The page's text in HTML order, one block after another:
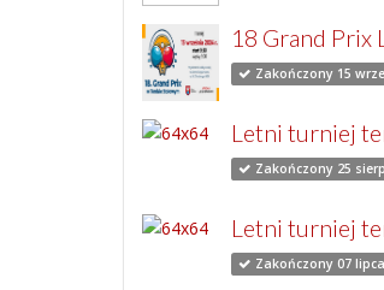
18 Grand Prix
Zakończony 15
Letni turniej
Zakończony 25
Letni turniej
Zakończony 07